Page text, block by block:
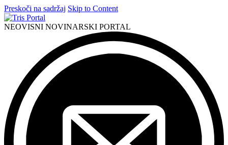
Preskoči na sadržaj Skip to Content
NEOVISNI NOVINARSKI PORTAL